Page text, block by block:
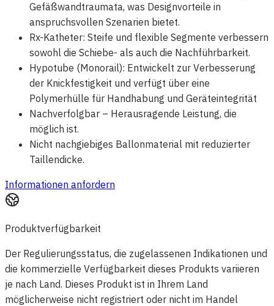
Gefäßwandtraumata, was Designvorteile in
anspruchsvollen Szenarien bietet.
Rx-Katheter: Steife und flexible Segmente verbessern
sowohl die Schiebe- als auch die Nachführbarkeit.
Hypotube (Monorail): Entwickelt zur Verbesserung
der Knickfestigkeit und verfügt über eine
Polymerhülle für Handhabung und Geräteintegrität
Nachverfolgbar – Herausragende Leistung, die
möglich ist.
Nicht nachgiebiges Ballonmaterial mit reduzierter
Taillendicke.
Informationen anfordern
Produktverfügbarkeit
Der Regulierungsstatus, die zugelassenen Indikationen und
die kommerzielle Verfügbarkeit dieses Produkts variieren
je nach Land. Dieses Produkt ist in Ihrem Land
möglicherweise nicht registriert oder nicht im Handel